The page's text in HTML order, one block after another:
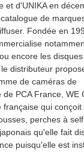
et d'UNIKA en
de
Fondée en
encore les
distributeur
de caméras de
PCA France, WE
qui
perches à
qu'elle fait
puisqu'elle est
de l'IA
En
aidant à
automatiser les
anticiper les...
1
L'IA,
La
3